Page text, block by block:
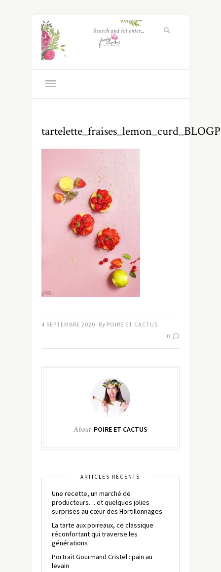
4 SEPTEMBRE 2020 By POIRE ET CACTUS
0
About POIRE ET CACTUS
ARTICLES RÉCENTS
Une recette, un marché de
producteurs… et quelques jolies
surprises au cœur des Hortillonnages
La tarte aux poireaux, ce classique
réconfortant qui traverse les
générations
Portrait Gourmand Cristel : pain au
levain